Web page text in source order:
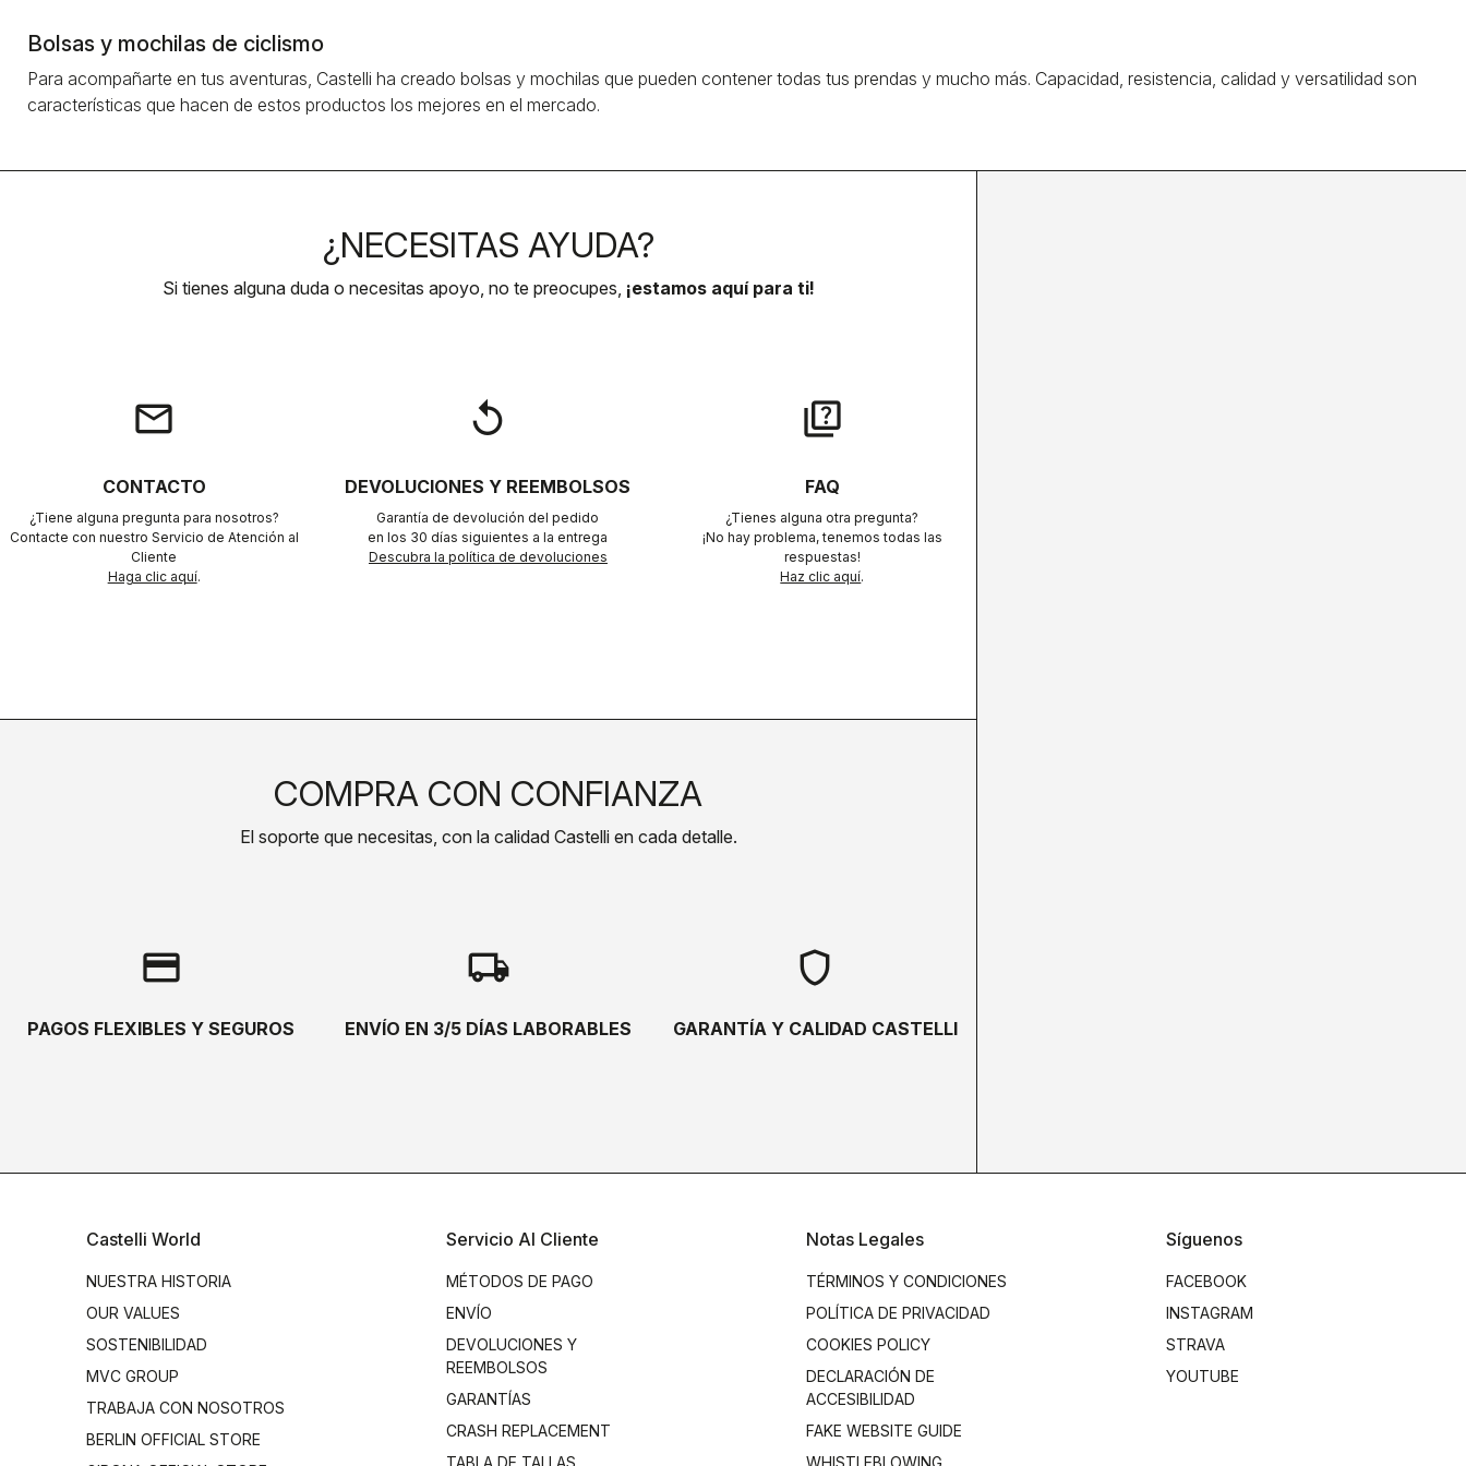
Bolsas y mochilas de ciclismo
Para acompañarte en tus aventuras, Castelli ha creado bolsas y mochilas que pueden contener todas tus prendas y mucho más. Capacidad, resistencia, calidad y versatilidad son
características que hacen de estos productos los mejores en el mercado.
¿NECESITAS AYUDA?
Si tienes alguna duda o necesitas apoyo, no te preocupes, ¡estamos aquí para ti!
email
CONTACTO
¿Tiene alguna pregunta para nosotros?
Contacte con nuestro Servicio de Atención al
Cliente
Haga clic aquí.
replay
DEVOLUCIONES Y REEMBOLSOS
Garantía de devolución del pedido
en los 30 días siguientes a la entrega
Descubra la política de devoluciones
quiz
FAQ
¿Tienes alguna otra pregunta?
¡No hay problema, tenemos todas las
respuestas!
Haz clic aquí.
COMPRA CON CONFIANZA
El soporte que necesitas, con la calidad Castelli en cada detalle.
credit_card
PAGOS FLEXIBLES Y SEGUROS
local_shipping
ENVÍO EN 3/5 DÍAS LABORABLES
shield
GARANTÍA Y CALIDAD CASTELLI
Castelli World
NUESTRA HISTORIA
OUR VALUES
SOSTENIBILIDAD
MVC GROUP
TRABAJA CON NOSOTROS
BERLIN OFFICIAL STORE
Servicio Al Cliente
MÉTODOS DE PAGO
ENVÍO
DEVOLUCIONES Y
REEMBOLSOS
GARANTÍAS
CRASH REPLACEMENT
TABLA DE TALLAS
Notas Legales
TÉRMINOS Y CONDICIONES
POLÍTICA DE PRIVACIDAD
COOKIES POLICY
DECLARACIÓN DE
ACCESIBILIDAD
FAKE WEBSITE GUIDE
WHISTLEBLOWING
Síguenos
FACEBOOK
INSTAGRAM
STRAVA
YOUTUBE